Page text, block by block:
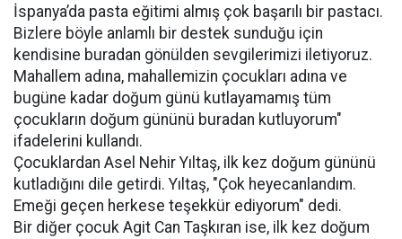
İspanya’da pasta eğitimi almış çok başarılı bir pastacı.
Bizlere böyle anlamlı bir destek sunduğu için
kendisine buradan gönülden sevgilerimizi iletiyoruz.
Mahallem adına, mahallemizin çocukları adına ve
bugüne kadar doğum günü kutlayamamış tüm
çocukların doğum gününü buradan kutluyorum"
ifadelerini kullandı.
Çocuklardan Asel Nehir Yıltaş, ilk kez doğum gününü
kutladığını dile getirdi. Yıltaş, "Çok heyecanlandım.
Emeği geçen herkese teşekkür ediyorum" dedi.
Bir diğer çocuk Agit Can Taşkıran ise, ilk kez doğum